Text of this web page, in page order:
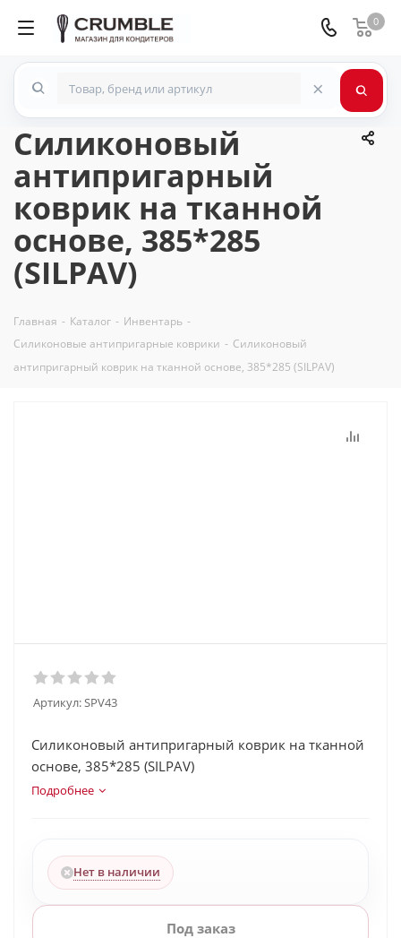
0
×
Силиконовый
антипригарный
коврик на тканной
основе, 385*285
(SILPAV)
Главная - Каталог - Инвентарь -
Силиконовые антипригарные коврики - Силиконовый
антипригарный коврик на тканной основе, 385*285 (SILPAV)
Артикул:SPV43
Силиконовый антипригарный коврик на тканной
основе, 385*285 (SILPAV)
Подробнее
Нет в наличии
Под заказ